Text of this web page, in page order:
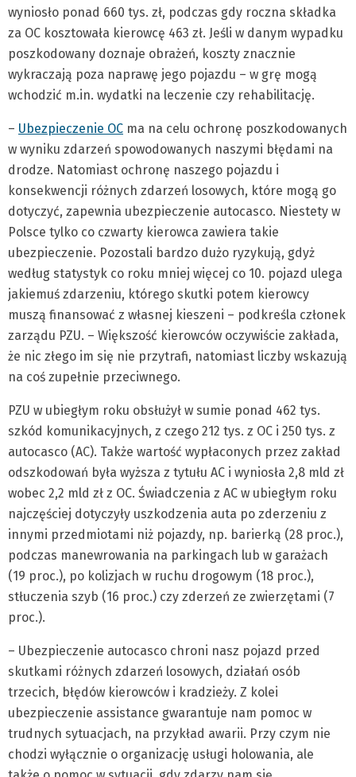
wyniosło ponad 660 tys. zł, podczas gdy roczna składka
za OC kosztowała kierowcę 463 zł. Jeśli w danym wypadku
poszkodowany doznaje obrażeń, koszty znacznie
wykraczają poza naprawę jego pojazdu – w grę mogą
wchodzić m.in. wydatki na leczenie czy rehabilitację.
– Ubezpieczenie OC ma na celu ochronę poszkodowanych
w wyniku zdarzeń spowodowanych naszymi błędami na
drodze. Natomiast ochronę naszego pojazdu i
konsekwencji różnych zdarzeń losowych, które mogą go
dotyczyć, zapewnia ubezpieczenie autocasco. Niestety w
Polsce tylko co czwarty kierowca zawiera takie
ubezpieczenie. Pozostali bardzo dużo ryzykują, gdyż
według statystyk co roku mniej więcej co 10. pojazd ulega
jakiemuś zdarzeniu, którego skutki potem kierowcy
muszą finansować z własnej kieszeni – podkreśla członek
zarządu PZU. – Większość kierowców oczywiście zakłada,
że nic złego im się nie przytrafi, natomiast liczby wskazują
na coś zupełnie przeciwnego.
PZU w ubiegłym roku obsłużył w sumie ponad 462 tys.
szkód komunikacyjnych, z czego 212 tys. z OC i 250 tys. z
autocasco (AC). Także wartość wypłaconych przez zakład
odszkodowań była wyższa z tytułu AC i wyniosła 2,8 mld zł
wobec 2,2 mld zł z OC. Świadczenia z AC w ubiegłym roku
najczęściej dotyczyły uszkodzenia auta po zderzeniu z
innymi przedmiotami niż pojazdy, np. barierką (28 proc.),
podczas manewrowania na parkingach lub w garażach
(19 proc.), po kolizjach w ruchu drogowym (18 proc.),
stłuczenia szyb (16 proc.) czy zderzeń ze zwierzętami (7
proc.).
– Ubezpieczenie autocasco chroni nasz pojazd przed
skutkami różnych zdarzeń losowych, działań osób
trzecich, błędów kierowców i kradzieży. Z kolei
ubezpieczenie assistance gwarantuje nam pomoc w
trudnych sytuacjach, na przykład awarii. Przy czym nie
chodzi wyłącznie o organizację usługi holowania, ale